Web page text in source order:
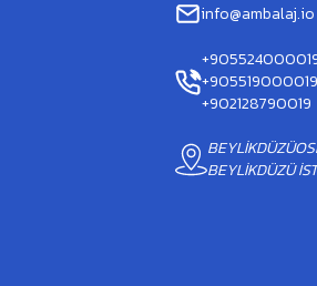
info@ambalaj.io
+905519000019
+902128790019
BEYLİKDÜZÜ